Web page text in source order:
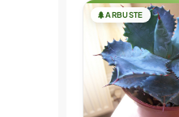
🌲ARBUSTE